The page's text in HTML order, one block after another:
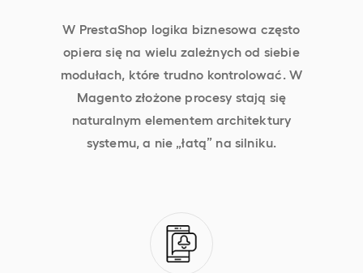
W PrestaShop logika biznesowa często
opiera się na wielu zależnych od siebie
modułach, które trudno kontrolować. W
Magento złożone procesy stają się
naturalnym elementem architektury
systemu, a nie „łatą” na silniku.